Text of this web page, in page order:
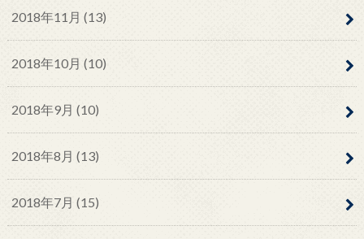
2018年11月 (13)
2018年10月 (10)
2018年9月 (10)
2018年8月 (13)
2018年7月 (15)